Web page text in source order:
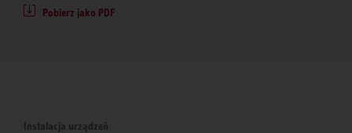
Pobierz jako PDF
Instalacja urządzeń